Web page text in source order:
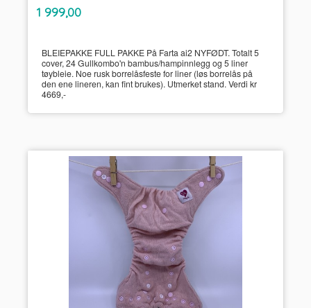
Pris
1 999,00mva.
BLEIEPAKKE FULL PAKKE På Farta ai2 NYFØDT. Totalt 5
cover, 24 Gullkombo'n bambus/hampinnlegg og 5 liner
tøybleie. Noe rusk borrelåsfeste for liner (løs borrelås på
den ene lineren, kan fint brukes). Utmerket stand. Verdi kr
4669,-